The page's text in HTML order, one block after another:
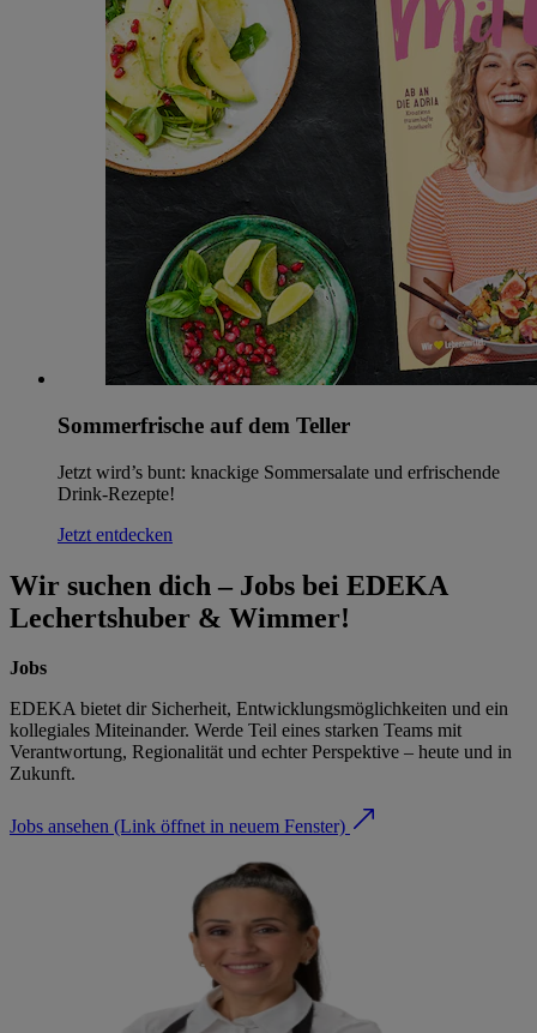
Sommerfrische auf dem Teller
Jetzt wird’s bunt: knackige Sommersalate und erfrischende
Drink-Rezepte!
Jetzt entdecken
Wir suchen dich – Jobs bei EDEKA
Lechertshuber & Wimmer!
Jobs
EDEKA bietet dir Sicherheit, Entwicklungsmöglichkeiten und ein
kollegiales Miteinander. Werde Teil eines starken Teams mit
Verantwortung, Regionalität und echter Perspektive – heute und in
Zukunft.
Jobs ansehen (Link öffnet in neuem Fenster)